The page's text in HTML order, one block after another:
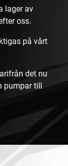
lager av
oss.
på vårt
det nu
pumpar till